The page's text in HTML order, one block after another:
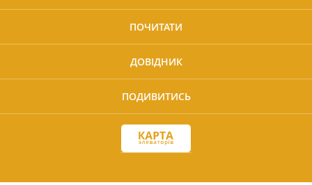
ПОЧИТАТИ
ДОВІДНИК
ПОДИВИТИСЬ